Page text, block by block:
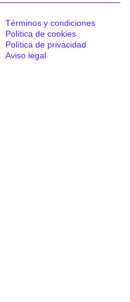
Términos y condiciones
Política de cookies
Política de privacidad
Aviso legal